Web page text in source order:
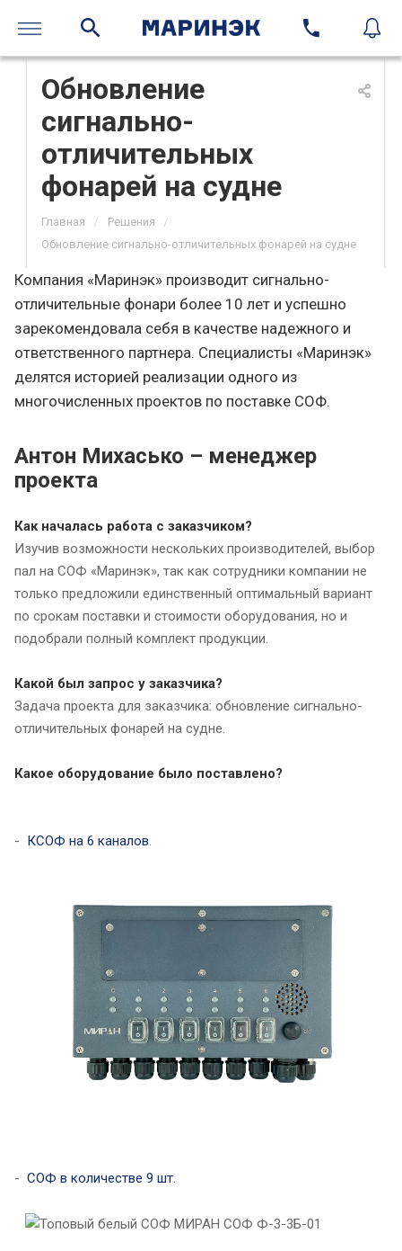
Обновление
сигнально-
отличительных
фонарей на судне
Главная / Решения /
Обновление сигнально-отличительных фонарей на судне
Компания «Маринэк» производит сигнально-
отличительные фонари более 10 лет и успешно
зарекомендовала себя в качестве надежного и
ответственного партнера. Специалисты «Маринэк»
делятся историей реализации одного из
многочисленных проектов по поставке СОФ.
Антон Михасько – менеджер
проекта
Как началась работа с заказчиком?
Изучив возможности нескольких производителей, выбор
пал на СОФ «Маринэк», так как сотрудники компании не
только предложили единственный оптимальный вариант
по срокам поставки и стоимости оборудования, но и
подобрали полный комплект продукции.
Какой был запрос у заказчика?
Задача проекта для заказчика: обновление сигнально-
отличительных фонарей на судне.
Какое оборудование было поставлено?
- КСОФ на 6 каналов.
- СОФ в количестве 9 шт.